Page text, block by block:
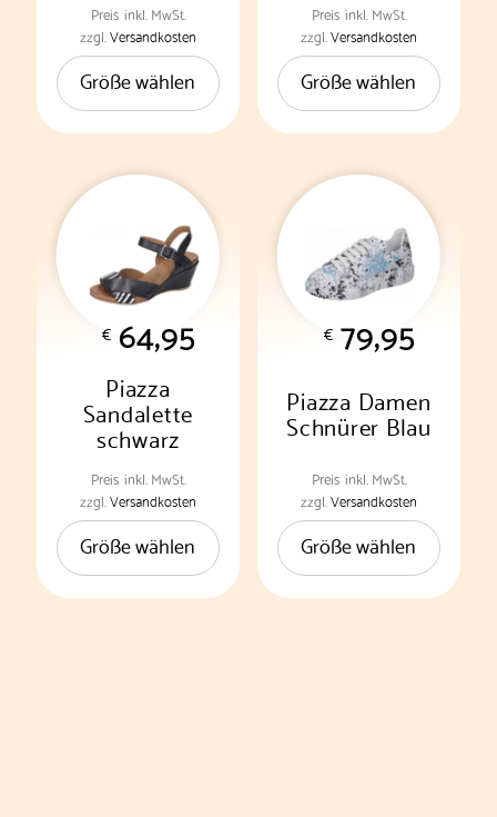
Preis inkl. MwSt.
zzgl.Versandkosten
Größe wählen
Dieses
Produkt
weist
mehrere
Varianten
Optionen
können
auf
Produktseite
Preis inkl. MwSt.
zzgl.Versandkosten
Größe wählen
Dieses
Produkt
weist
mehrere
Varianten
Optionen
können
auf
Produktseite
€ 64,95
Piazza
Sandalette
schwarz
Preis inkl. MwSt.
zzgl.Versandkosten
Größe wählen
Dieses
Produkt
weist
mehrere
Varianten
€ 79,95
Piazza Damen
Schnürer Blau
Preis inkl. MwSt.
zzgl.Versandkosten
Größe wählen
Dieses
Produkt
weist
mehrere
Varianten